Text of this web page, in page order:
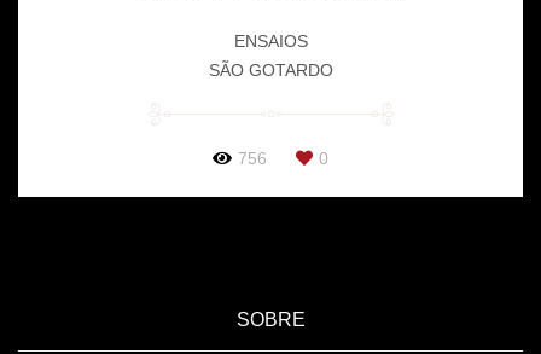
ENSAIOS
SÃO GOTARDO
756 0
SOBRE